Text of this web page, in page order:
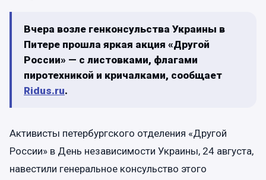
Вчера возле генконсульства Украины в
Питере прошла яркая акция «Другой
России» — с листовками, флагами
пиротехникой и кричалками, сообщает
Ridus.ru.
Активисты петербургского отделения «Другой
России» в День независимости Украины, 24 августа,
навестили генеральное консульство этого